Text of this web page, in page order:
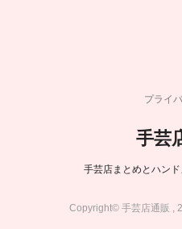
プライ
手芸
手芸店まとめとハン
Copyright© 手芸店通販 ,